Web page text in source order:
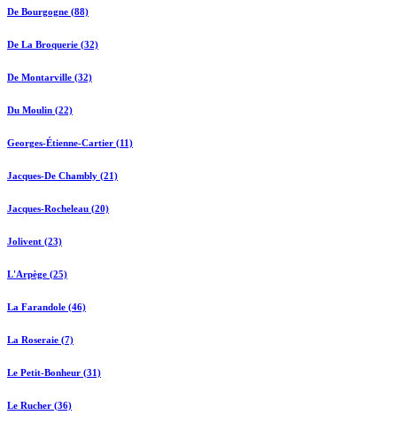
De Bourgogne (88)
De La Broquerie (32)
De Montarville (32)
Du Moulin (22)
Georges-Étienne-Cartier (11)
Jacques-De Chambly (21)
Jacques-Rocheleau (20)
Jolivent (23)
L'Arpège (25)
La Farandole (46)
La Roseraie (7)
Le Petit-Bonheur (31)
Le Rucher (36)